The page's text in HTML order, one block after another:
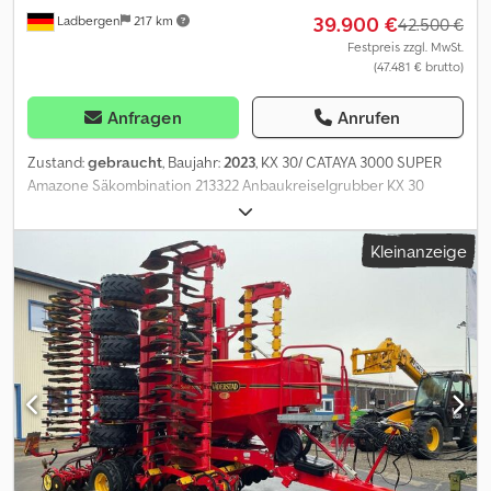
Ladbergen 217 km 39.900 €42.500 €
Festpreis zzgl. MwSt.
(47.481 € brutto)
Anfragen Anrufen
Zustand:gebraucht, Baujahr:2023, KX 30/ CATAYA 3000 SUPER
Amazone Säkombination 213322 Anbaukreiselgrubber KX 30
EJ647 Gelenkwelle Walterscheid P 500, 760 mm 211139 Zinkenset
Griff Special 228890 Seitenleitblech ausstellbar 214827
Mechanische Arbeitstiefeneinstellung 212986 Trapezringwalze
TRW 3000-600-150 214939 Tragarme für KE, KX, KG QuickLink und
Planierbalken 213100 Aufbausämaschine Cataya 3000 Super
230524 Elektrischer Dosierantrieb 3000 links 215627 Elektrische
Kalibrierung 231786 LED-Beleuchtung hinten für die Straßenfa
231779 Beleuchtung vorne für die Straßenfahrt K 212044 20
TwinTeC-Schare für Cataya 3000 Super 214745
Tiefenführungsrolle Control 50 217255 Hydraulische
Schardruckverstellung 218925 Mechanischer Oberlenker (kurz)
226329 Exaktstriegel 3000-150 219993 Anbauset Exaktstriegel
3000 228892 Spuranreißer 3000 CD, KE, KX, KG auf Zug 226648
Kleinanzeige